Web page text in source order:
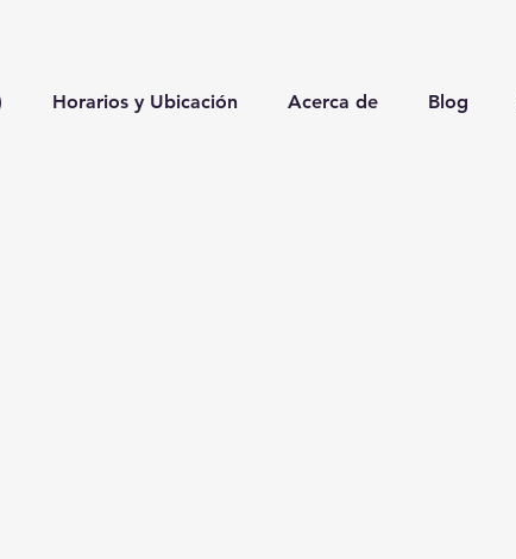
Horarios y Ubicación Acerca de Blog